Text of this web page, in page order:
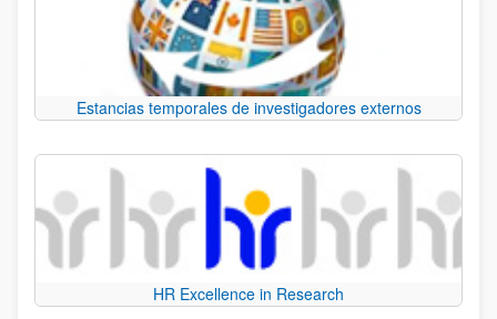
Estancias temporales de investigadores externos
HR Excellence in Research